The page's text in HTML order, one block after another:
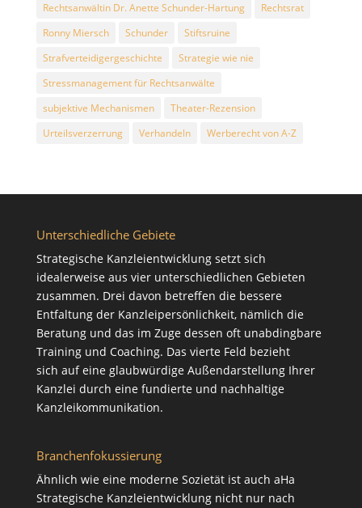
Rechtsanwältin Dr. Anette Schunder-Hartung
Rechtsrat
Ronny Miersch
Schunder
Stiftsruine
Strafverteidigergeschichte
Strategie wie nie
Stressmanagement für Rechtsanwälte
subjektive Mechanismen
Theater-Rezension
Urteilsverzerrung
Verhandeln Werberecht von A-Z
Unterschiedliche Gebiete
Strategische Kanzleientwicklung setzt sich
idealerweise aus vier unterschiedlichen Gebieten
zusammen. Drei davon betreffen die bessere
Entfaltung der Kanzleipersönlichkeit, nämlich die
Beratungund das im Zuge dessen oft unabdingbare
Trainingund Coaching. Das vierte Feld bezieht
sich auf eine glaubwürdige Außendarstellung Ihrer
Kanzlei durch eine fundierte und nachhaltige
Kanzleikommunikation.
Branchenfokussierung
Ähnlich wie eine moderne Sozietät ist auch aHa
Strategische Kanzleientwicklung nicht nur nach